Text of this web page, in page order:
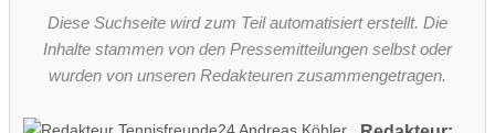
Diese Suchseite wird zum Teil automatisiert erstellt. Die
Inhalte stammen von den Pressemitteilungen selbst oder
wurden von unseren Redakteuren zusammengetragen.